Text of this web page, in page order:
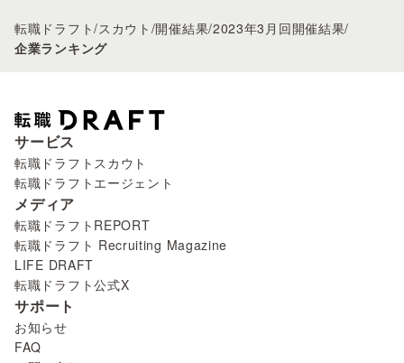
転職ドラフト/スカウト /開催結果/2023年3月回開催結果/
企業ランキング
サービス
転職ドラフトスカウト
転職ドラフトエージェント
メディア
転職ドラフトREPORT
転職ドラフト Recruiting Magazine
LIFE DRAFT
転職ドラフト公式X
サポート
お知らせ
FAQ